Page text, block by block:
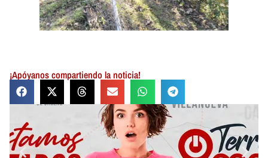
¡Apóyanos compartiendo la noticia!